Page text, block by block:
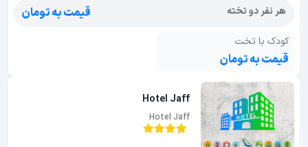
هر نفر دو تخته
قیمت به تومان
کودک با تخت
قیمت به تومان
Hotel Jaff
Hotel Jaff